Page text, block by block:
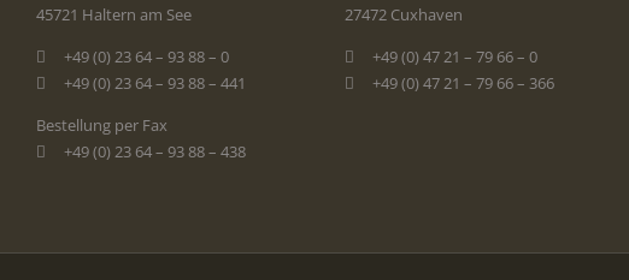
45721 Haltern am See
+49 (0) 23 64 – 93 88 – 0
+49 (0) 23 64 – 93 88 – 441
Bestellung per Fax
+49 (0) 23 64 – 93 88 – 438
27472 Cuxhaven
+49 (0) 47 21 – 79 66 – 0
+49 (0) 47 21 – 79 66 – 366